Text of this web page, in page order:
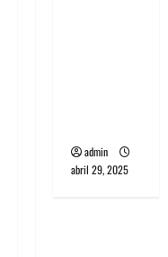
admin
abril 29, 2025